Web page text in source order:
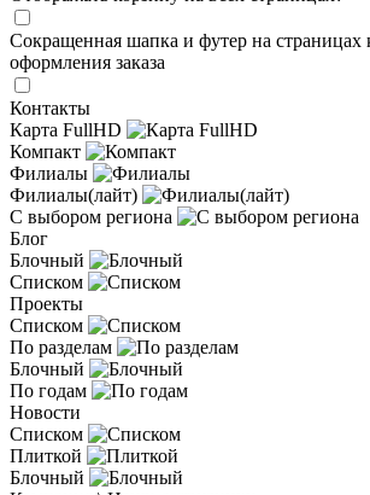
Сокращенная шапка и футер на страницах
оформления заказа
Контакты
Карта FullHD
Компакт
Филиалы
Филиалы(лайт)
С выбором региона
Блог
Блочный
Списком
Проекты
Списком
По разделам
Блочный
По годам
Новости
Списком
Плиткой
Блочный